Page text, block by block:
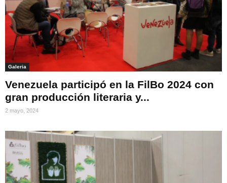
Galeria
Venezuela participó en la FilBo 2024 con
gran producción literaria y...
2 mayo, 2024